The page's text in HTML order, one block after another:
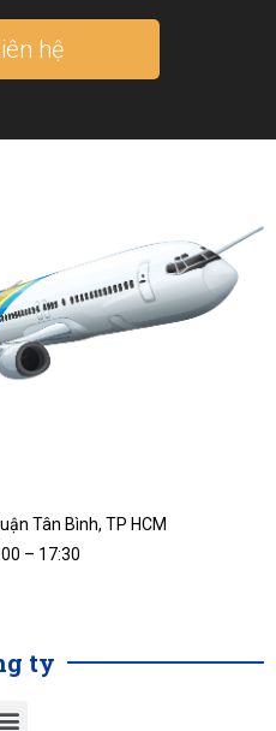
hệ
Tân Bình, TP HCM
– 17:30
ty